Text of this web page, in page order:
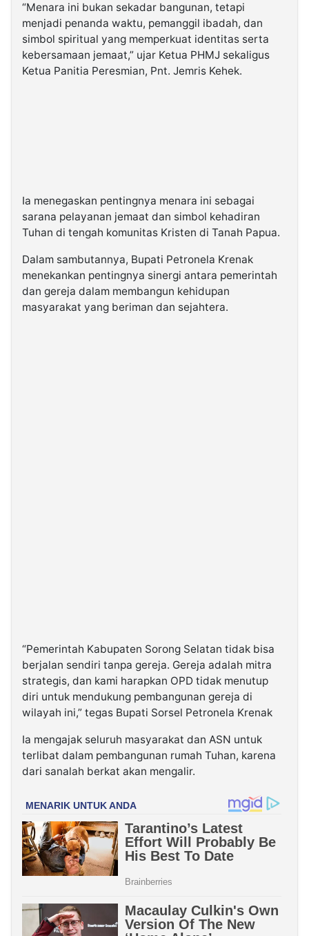
“Menara ini bukan sekadar bangunan, tetapi
menjadi penanda waktu, pemanggil ibadah, dan
simbol spiritual yang memperkuat identitas serta
kebersamaan jemaat,” ujar Ketua PHMJ sekaligus
Ketua Panitia Peresmian, Pnt. Jemris Kehek.
Ia menegaskan pentingnya menara ini sebagai
sarana pelayanan jemaat dan simbol kehadiran
Tuhan di tengah komunitas Kristen di Tanah Papua.
Dalam sambutannya, Bupati Petronela Krenak
menekankan pentingnya sinergi antara pemerintah
dan gereja dalam membangun kehidupan
masyarakat yang beriman dan sejahtera.
“Pemerintah Kabupaten Sorong Selatan tidak bisa
berjalan sendiri tanpa gereja. Gereja adalah mitra
strategis, dan kami harapkan OPD tidak menutup
diri untuk mendukung pembangunan gereja di
wilayah ini,” tegas Bupati Sorsel Petronela Krenak
Ia mengajak seluruh masyarakat dan ASN untuk
terlibat dalam pembangunan rumah Tuhan, karena
dari sanalah berkat akan mengalir.